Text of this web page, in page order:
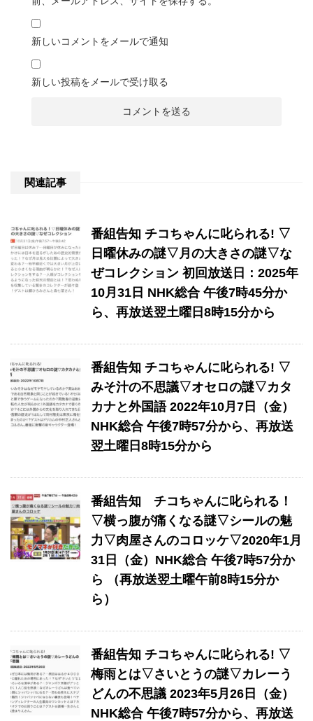
新しいコメントをメールで通知
新しい投稿をメールで受け取る
関連記事
番組告知 チコちゃんに叱られる! ▽
日曜休みの謎▽月の大きさの謎▽な
ぜコレクション 初回放送日：2025年
10月31日 NHK総合 午後7時45分か
ら、再放送翌土曜日8時15分から
番組告知 チコちゃんに叱られる! ▽
みそ汁の不思議▽オセロの謎▽カタ
カナと外国語 2022年10月7日（金）
NHK総合 午後7時57分から、再放送
翌土曜日8時15分から
番組告知 チコちゃんに叱られる！
▽横っ腹が痛くなる謎▽シールの魅
力▽肉屋さんのコロッケ▽2020年1月
31日（金）NHK総合 午後7時57分か
ら （再放送翌土曜午前8時15分か
ら）
番組告知 チコちゃんに叱られる! ▽
梅雨とは▽さいとうの謎▽カレーう
どんの不思議 2023年5月26日（金）
NHK総合 午後7時57分から、再放送